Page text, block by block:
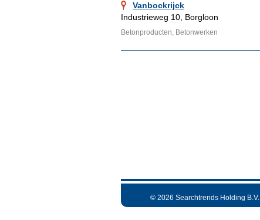
Vanbockrijck
Industrieweg 10, Borgloon
Betonproducten, Betonwerken
© 2026 Searchtrends Holding B.V.